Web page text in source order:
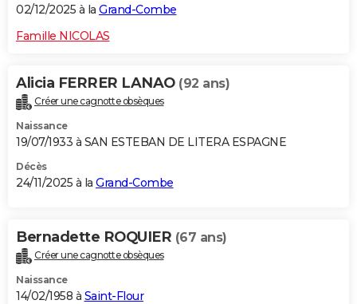
02/12/2025 à la Grand-Combe
Famille NICOLAS
Alicia FERRER LANAO (92 ans)
Créer une cagnotte obsèques
Naissance
19/07/1933 à SAN ESTEBAN DE LITERA ESPAGNE
Décès
24/11/2025 à la Grand-Combe
Bernadette ROQUIER (67 ans)
Créer une cagnotte obsèques
Naissance
14/02/1958 à Saint-Flour